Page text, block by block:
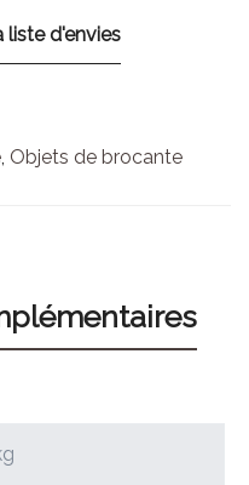
liste d'envies
Objets de brocante